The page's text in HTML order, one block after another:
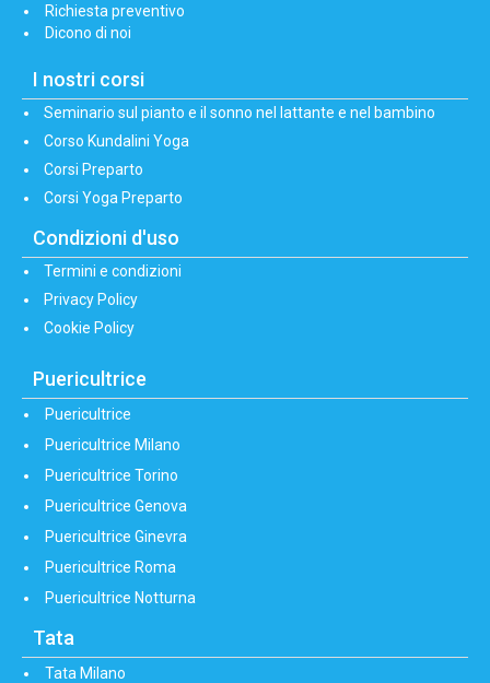
Richiesta preventivo
Dicono di noi
I nostri corsi
Seminario sul pianto e il sonno nel lattante e nel bambino
Corso Kundalini Yoga
Corsi Preparto
Corsi Yoga Preparto
Condizioni d'uso
Termini e condizioni
Privacy Policy
Cookie Policy
Puericultrice
Puericultrice
Puericultrice Milano
Puericultrice Torino
Puericultrice Genova
Puericultrice Ginevra
Puericultrice Roma
Puericultrice Notturna
Tata
Tata Milano